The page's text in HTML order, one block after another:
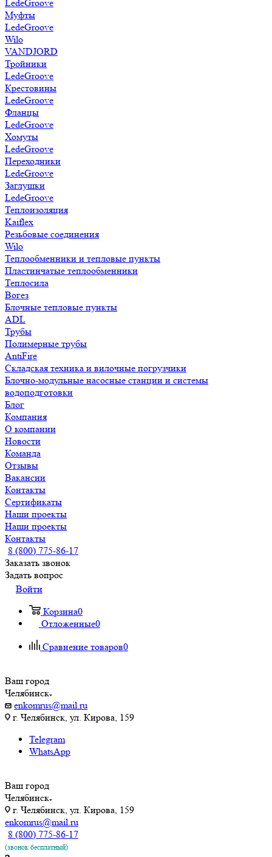
LedeGroove
Муфты
LedeGroove
Wilo
VANDJORD
Тройники
LedeGroove
Крестовины
LedeGroove
Фланцы
LedeGroove
Хомуты
LedeGroove
Переходники
LedeGroove
Заглушки
LedeGroove
Теплоизоляция
Kaiflex
Резьбовые соединения
Wilo
Теплообменники и тепловые пункты
Пластинчатые теплообменники
Теплосила
Вогез
Блочные тепловые пункты
ADL
Трубы
Полимерные трубы
AntiFire
Складская техника и вилочные погрузчики
Блочно-модульные насосные станции и системы
водоподготовки
Блог
Компания
О компании
Новости
Команда
Отзывы
Вакансии
Контакты
Сертификаты
Наши проекты
Наши проекты
Контакты
8 (800) 775-86-17
Заказать звонок
Задать вопрос
Войти
Корзина0
Отложенные0
Сравнение товаров0
Ваш город
Челябинск
enkomrus@mail.ru
г. Челябинск, ул. Кирова, 159
Telegram
WhatsApp
Ваш город
Челябинск
г. Челябинск, ул. Кирова, 159
enkomrus@mail.ru
8 (800) 775-86-17
(звонок бесплатный)